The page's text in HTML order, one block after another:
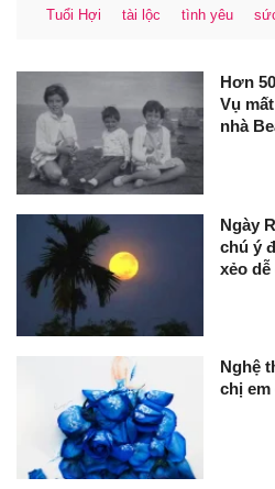
Tuổi Hợi
tài lộc tình yêu
Hơn
Vụ
nhà
Ngày
chú ý
xẻo dễ
Nghệ
chị em